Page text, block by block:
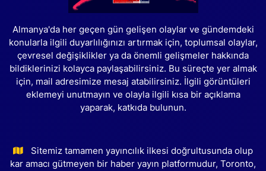
Almanya'da her geçen gün gelişen olaylar ve gündemdeki
konularla ilgili duyarlılığınızı artırmak için, toplumsal olaylar,
çevresel değişiklikler ya da önemli gelişmeler hakkında
bildiklerinizi kolayca paylaşabilirsiniz. Bu süreçte yer almak
için, mail adresimize mesaj atabilirsiniz. İlgili görüntüleri
eklemeyi unutmayın ve olayla ilgili kısa bir açıklama
yaparak, katkıda bulunun.
Sitemiz tamamen yayıncılık ilkesi doğrultusunda olup
kar amacı gütmeyen bir haber yayın platformudur, Toronto,